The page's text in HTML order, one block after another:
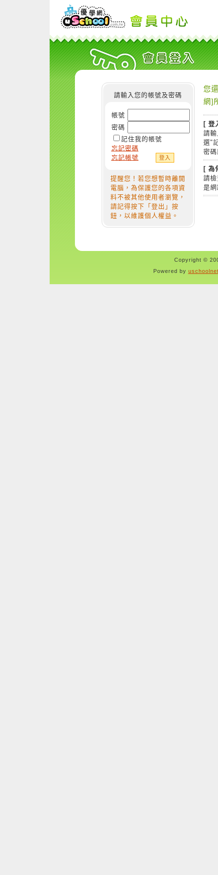
請輸入您的帳號及密碼
帳號
密碼
記住我的帳號
忘記密碼
忘記帳號
提醒您！若您想暫時離開
電腦，為保護您的各項資
料不被其他使用者瀏覽，
請記得按下「登出」按
鈕，以維護個人權益。
您
網]
[ 登
請
選"
密
[ 為
請
是
Copyright ©
Powered by